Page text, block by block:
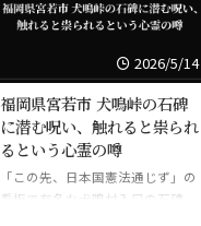
2026/5/14
福岡県宮若市 犬鳴峠の石碑
に潜む呪い、触れると祟られ
るという心霊の噂
「この先、日本国憲法通じず」の
看板で有名な犬鳴村入口の石碑。